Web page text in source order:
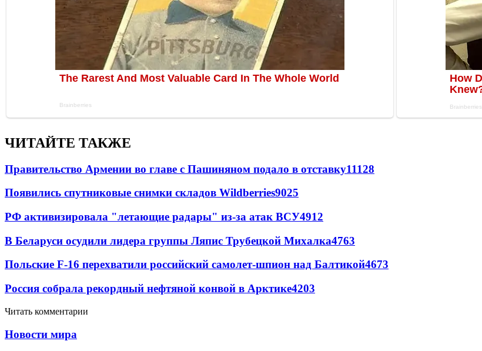
ЧИТАЙТЕ ТАКЖЕ
Правительство Армении во главе с Пашиняном подало в отставку11128
Появились спутниковые снимки складов Wildberries9025
РФ активизировала "летающие радары" из-за атак ВСУ4912
В Беларуси осудили лидера группы Ляпис Трубецкой Михалка4763
Польские F-16 перехватили российский самолет-шпион над Балтикой4673
Россия собрала рекордный нефтяной конвой в Арктике4203
Читать комментарии
Новости мира